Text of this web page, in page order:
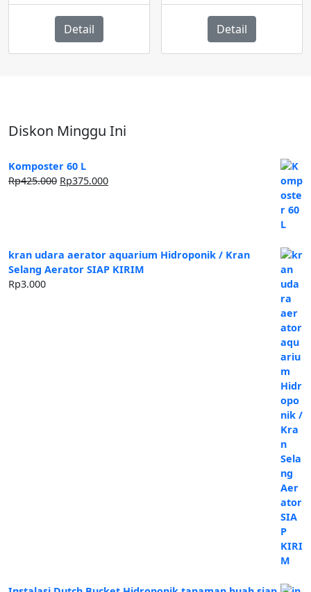
adalah:
Rp4.000.000.
Detail
adalah:
Rp7.800.000.
Detail
Diskon Minggu Ini
Komposter 60 L
Rp425.000 Harga
Rp375.000Harga
kran udara aerator aquarium Hidroponik / Kran
Selang Aerator SIAP KIRIM
Rp3.000